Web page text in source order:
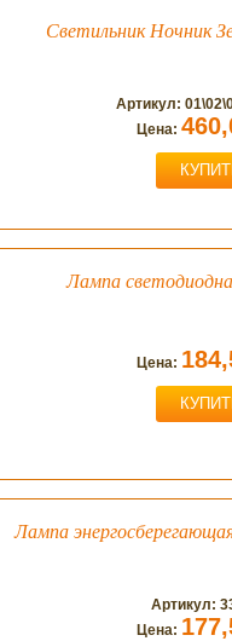
Светильник Ночник
Артикул:
Цена:
Лампа
Цена:
Лампа
Артикул:
Цена: